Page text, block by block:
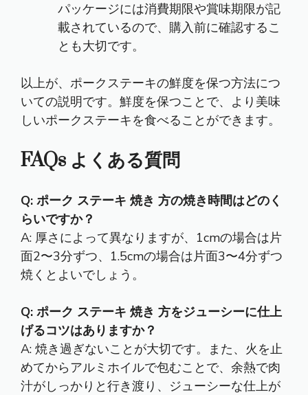
パッケージには消費期限や賞味期限が記
載されているので、購入前に確認するこ
とも大切です。
以上が、ポークステーキの鮮度を保つ方法につ
いての説明です。鮮度を保つことで、より美味
しいポークステーキを食べることができます。
FAQs よくある質問
Q: ポーク ステーキ 焼き 方の焼き時間はどのく
らいですか？
A: 厚さによって異なりますが、1cmの場合は片
面2〜3分ずつ、1.5cmの場合は片面3〜4分ずつ
焼くとよいでしょう。
Q: ポーク ステーキ 焼き 方をジューシーに仕上
げるコツはありますか？
A: 焼き過ぎないことが大切です。また、火を止
めてからアルミホイルで包むことで、余熱で肉
汁がしっかりと行き渡り、ジューシーな仕上が